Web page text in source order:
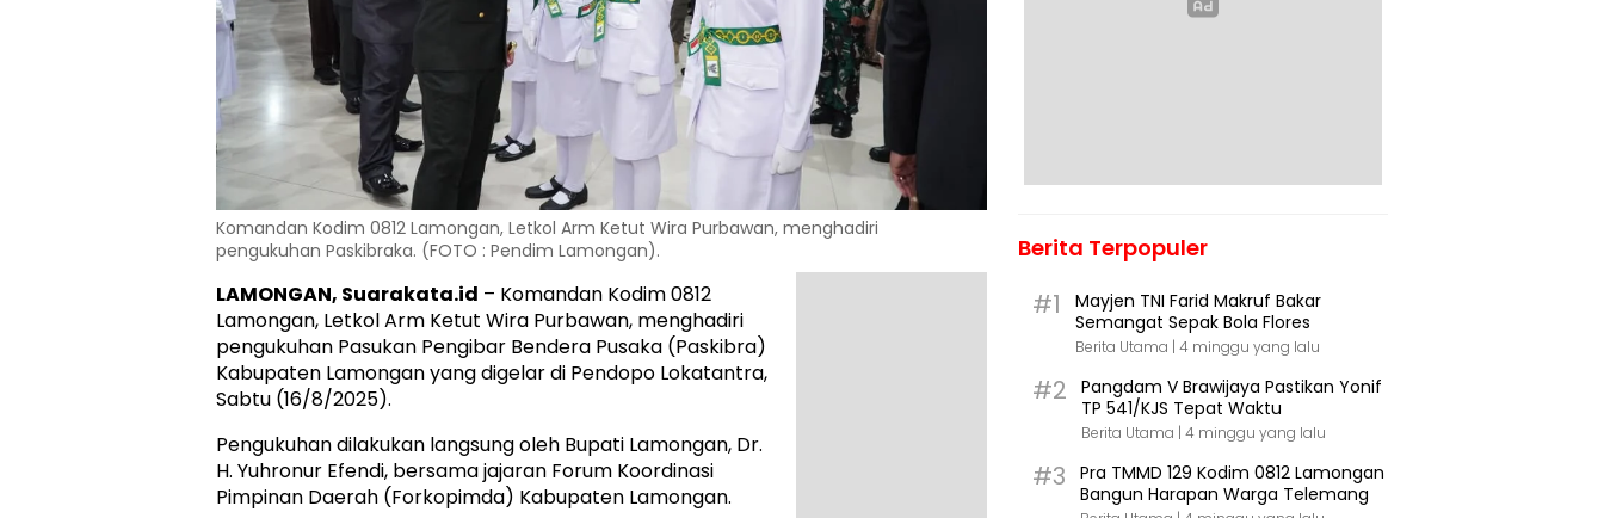
Komandan Kodim 0812 Lamongan, Letkol Arm Ketut Wira Purbawan, menghadiri
pengukuhan Paskibraka. (FOTO : Pendim Lamongan).
LAMONGAN, Suarakata.id – Komandan Kodim 0812
Lamongan, Letkol Arm Ketut Wira Purbawan, menghadiri
pengukuhan Pasukan Pengibar Bendera Pusaka (Paskibra)
Kabupaten Lamongan yang digelar di Pendopo Lokatantra,
Sabtu (16/8/2025).
Pengukuhan dilakukan langsung oleh Bupati Lamongan, Dr.
H. Yuhronur Efendi, bersama jajaran Forum Koordinasi
Pimpinan Daerah (Forkopimda) Kabupaten Lamongan.
Berita Terpopuler
#1
Mayjen TNI Farid Makruf Bakar
Semangat Sepak Bola Flores
Berita Utama | 4 minggu yang lalu
#2
Pangdam V Brawijaya Pastikan Yonif
TP 541/KJS Tepat Waktu
Berita Utama | 4 minggu yang lalu
#3
Pra TMMD 129 Kodim 0812 Lamongan
Bangun Harapan Warga Telemang